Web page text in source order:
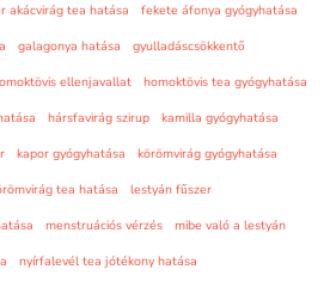
akácvirág tea hatása
fekete áfonya gyógyhatása
galagonya hatása
gyulladáscsökkentő
ellenjavallat
homoktövis tea gyógyhatása
hársfavirág szirup
kamilla gyógyhatása
kapor gyógyhatása
körömvirág gyógyhatása
tea hatása
lestyán fűszer
menstruációs vérzés
mibe való a lestyán
nyírfalevél tea jótékony hatása